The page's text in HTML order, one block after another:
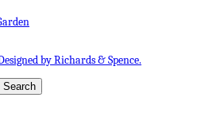
by Richards & Spence.